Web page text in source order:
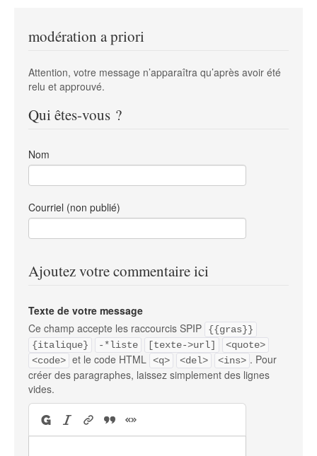
modération a priori
Attention, votre message n’apparaîtra qu’après avoir été
relu et approuvé.
Qui êtes-vous ?
Nom
Courriel (non publié)
Ajoutez votre commentaire ici
Texte de votre message
Ce champ accepte les raccourcis SPIP
{{gras}}
{italique}
-*liste [texte->url]
<quote>
<code> et le code HTML <q> <del> <ins> . Pour
créer des paragraphes, laissez simplement des lignes
vides.